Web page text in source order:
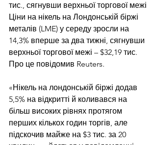
тис., сягнувши верхньої торгової межі
Ціни на нікель на Лондонській біржі
металів (LME) у середу зросли на
14,3% вперше за два тижні, сягнувши
верхньої торгової межі – $32,19 тис.
Про це повідомив Reuters.
«Нікель на лондонській біржі додав
5,5% на відкритті й коливався на
більш високих рівнях протягом
перших кількох годин торгів, але
підскочив майже на $3 тис. за 20